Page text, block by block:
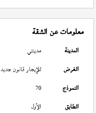
معلومات عن الشقة
المدينة مدينتي
الغرض
للإيجار قانون جديد
النموذج
70
الطابق
الأول